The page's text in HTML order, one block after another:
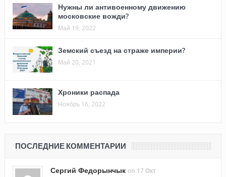
Нужны ли антивоенному движению
московские вожди?
Май 19, 2022
Земский съезд на страже империи?
Май 20, 2021
Хроники распада
Ноябрь 16, 2022
ПОСЛЕДНИЕ КОММЕНТАРИИ
Сергий Федорынчык on 17 Окт